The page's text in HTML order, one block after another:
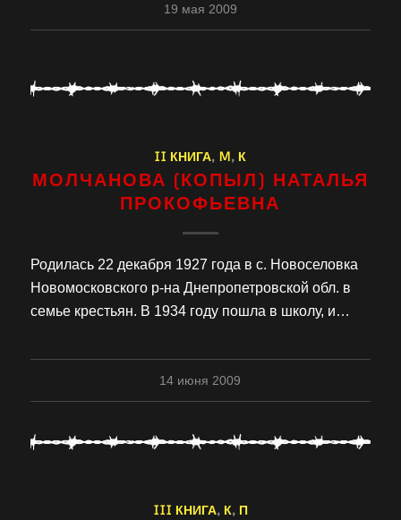
19 мая 2009
II КНИГА, M, К
МОЛЧАНОВА (КОПЫЛ) НАТАЛЬЯ
ПРОКОФЬЕВНА
Родилась 22 декабря 1927 года в с. Новоселовка
Новомосковского р-на Днепропетровской обл. в
семье крестьян. В 1934 году пошла в школу, и…
14 июня 2009
III КНИГА, К, П